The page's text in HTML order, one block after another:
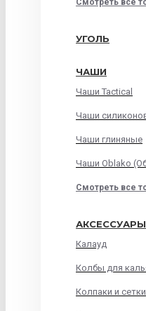
Смотреть все
УГОЛЬ
ЧАШИ
Чаши Tactical
Чаши
Чаши глиняные
Чаши Oblako
Смотреть все
АКСЕССУАРЫ
Калауд
Колбы для
Колпаки и сетки